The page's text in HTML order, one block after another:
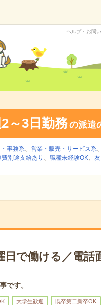
ヘルプ・お問
～3日勤務の派遣
事務系、 営業・販売・サービス系、
費別途支給あり 、 職種未経験OK、
日で働ける／電話
です。
大学生歓迎 既卒第二新卒OK